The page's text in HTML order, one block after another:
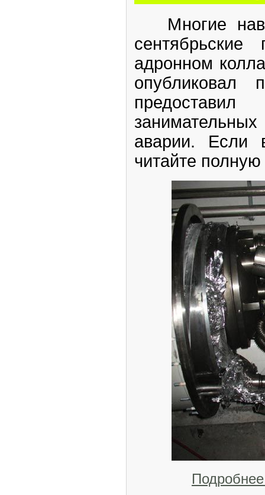
Многие
адронном
опубликовал
аварии. Если
читайте